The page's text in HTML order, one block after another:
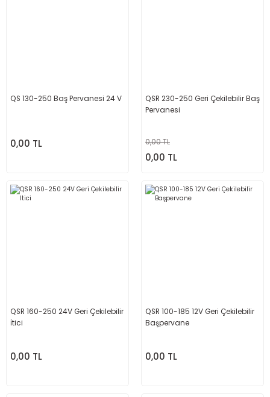
QS 130-250 Baş Pervanesi 24 V
0,00 TL
QSR 230-250 Geri Çekilebilir Baş
Pervanesi
0,00 TL
0,00 TL
QSR 160-250 24V Geri Çekilebilir
İtici
0,00 TL
QSR 100-185 12V Geri Çekilebilir
Başpervane
0,00 TL